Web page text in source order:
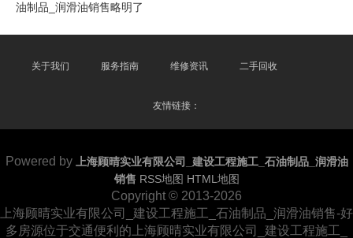
油制品_润滑油销售略明了
关于我们 服务指南 维修资讯 二手回收
友情链接：
Powered by
上海顾晴实业有限公司_建设工程施工_石油制品_润滑油
销售 RSS地图 HTML地图
Copyright © 2013-2026
上海顾晴实业有限公司_建设工程施工_石油制品_润滑油销售-好
多房源位于交通便利的上海顾晴实业有限公司_建设工程施工_